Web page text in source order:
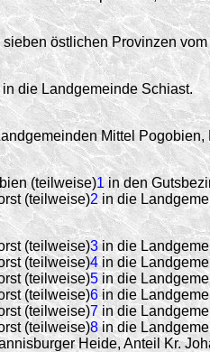
östlichen Provinzen vom
in die Landgemeinde Schiast.
Mittel
(teilweise)1in den
(teilweise)2in die
(teilweise)3in die
(teilweise)4in die
(teilweise)5in die
(teilweise)6in die
(teilweise)7 in die
(teilweise)8in die
Heide, Anteil Kr.